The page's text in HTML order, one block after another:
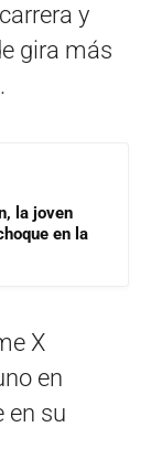
y
gira más
la joven
en la
X
en
en su